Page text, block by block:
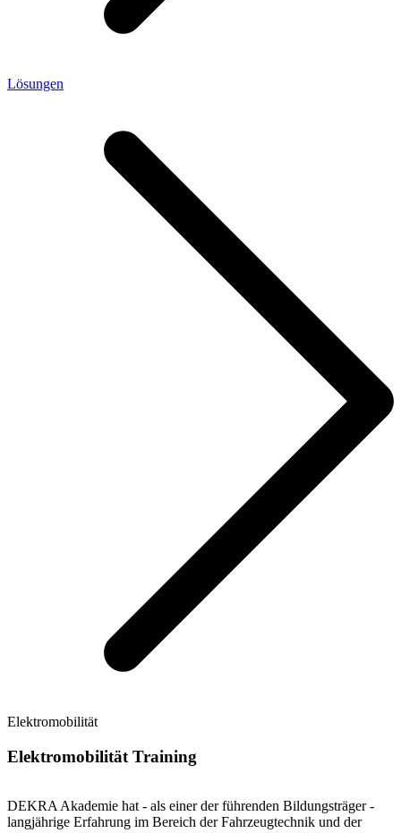
Lösungen
Elektromobilität
Elektromobilität Training
DEKRA Akademie hat - als einer der führenden Bildungsträger -
langjährige Erfahrung im Bereich der Fahrzeugtechnik und der